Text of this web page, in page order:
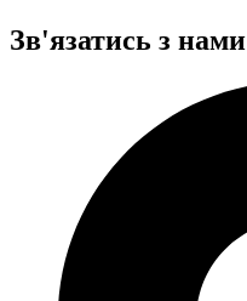
Зв'язатись з нами